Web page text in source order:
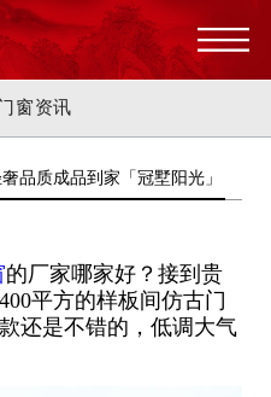
窗资讯
品质成品到家「冠墅阳光」
的厂家哪家好？接到贵
平方的样板间仿古门
还是不错的，低调大气